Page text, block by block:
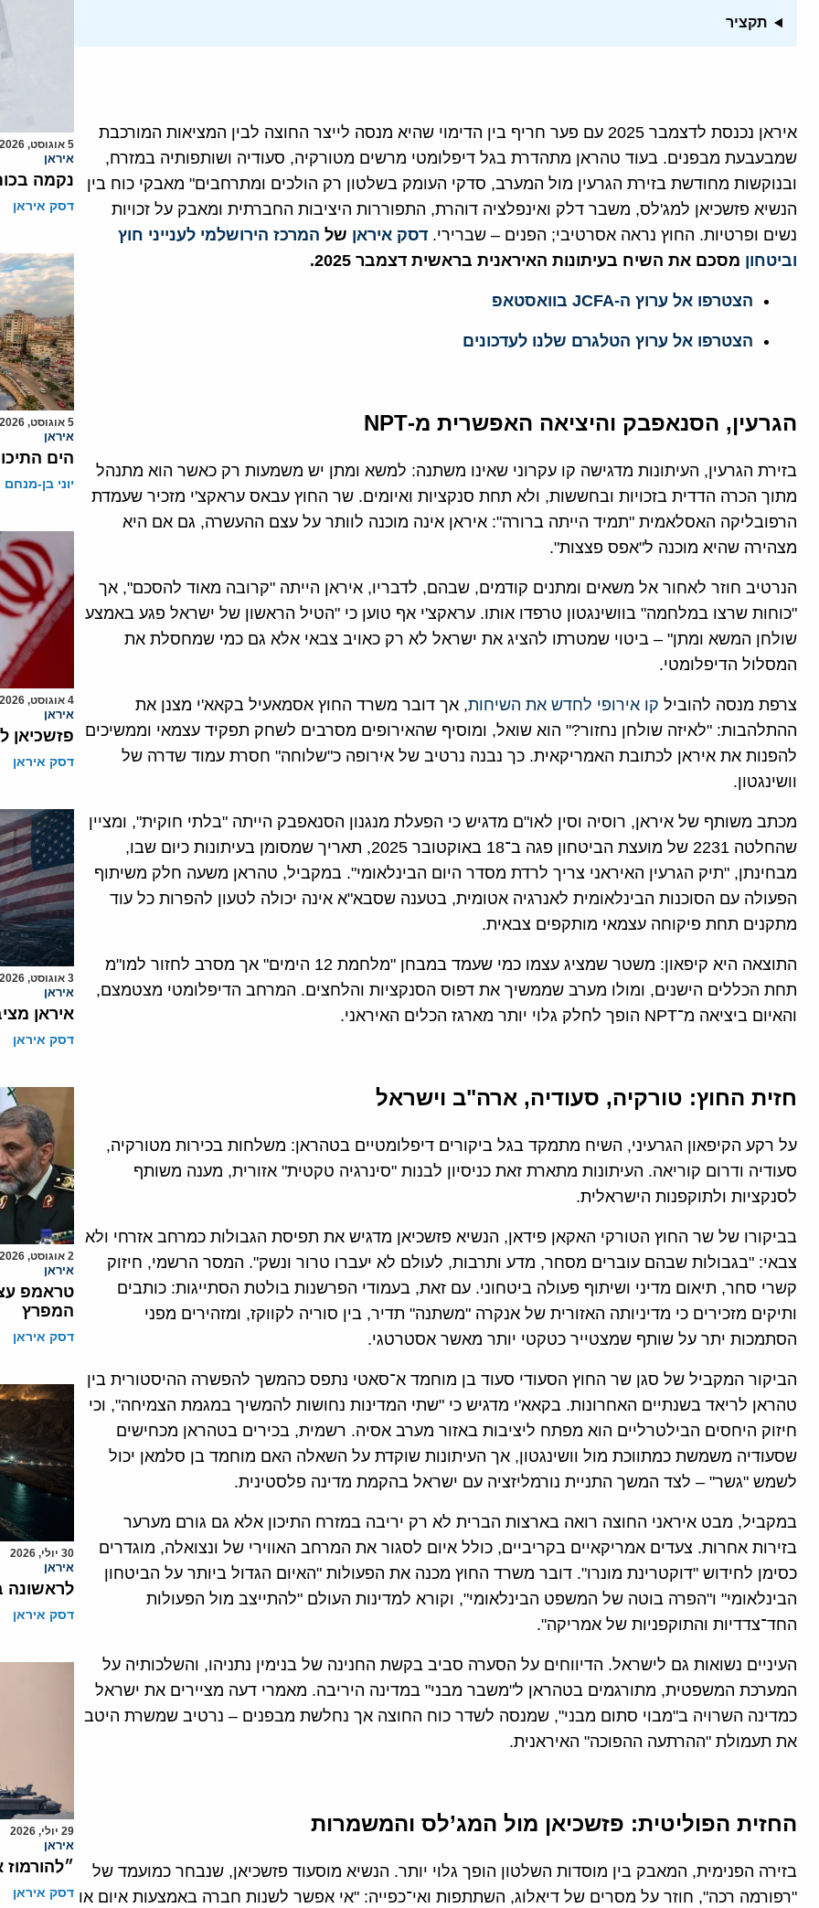
תקציר
איראן נכנסת לדצמבר 2025 עם פער חריף בין הדימוי שהיא מנסה לייצר החוצה לבין המציאות המורכבת
שמבעבעת מבפנים. בעוד טהראן מתהדרת בגל דיפלומטי מרשים מטורקיה, סעודיה ושותפותיה במזרח,
ובנוקשות מחודשת בזירת הגרעין מול המערב, סדקי העומק בשלטון רק הולכים ומתרחבים" מאבקי כוח בין
הנשיא פזשכיאן למג'לס, משבר דלק ואינפלציה דוהרת, התפוררות היציבות החברתית ומאבק על זכויות
נשים ופרטיות. החוץ נראה אסרטיבי; הפנים – שברירי. דסק איראן של המרכז הירושלמי לענייני חוץ
וביטחון מסכם את השיח בעיתונות האיראנית בראשית דצמבר 2025.
הצטרפו אל ערוץ ה-JCFA בוואסטאפ
הצטרפו אל ערוץ הטלגרם שלנו לעדכונים
הגרעין, הסנאפבק והיציאה האפשרית מ-NPT
בזירת הגרעין, העיתונות מדגישה קו עקרוני שאינו משתנה: למשא ומתן יש משמעות רק כאשר הוא מתנהל
מתוך הכרה הדדית בזכויות ובחששות, ולא תחת סנקציות ואיומים. שר החוץ עבאס עראקצ'י מזכיר שעמדת
הרפובליקה האסלאמית "תמיד הייתה ברורה": איראן אינה מוכנה לוותר על עצם ההעשרה, גם אם היא
מצהירה שהיא מוכנה ל"אפס פצצות".
הנרטיב חוזר לאחור אל משאים ומתנים קודמים, שבהם, לדבריו, איראן הייתה "קרובה מאוד להסכם", אך
"כוחות שרצו במלחמה" בוושינגטון טרפדו אותו. עראקצ'י אף טוען כי "הטיל הראשון של ישראל פגע באמצע
שולחן המשא ומתן" – ביטוי שמטרתו להציג את ישראל לא רק כאויב צבאי אלא גם כמי שמחסלת את
המסלול הדיפלומטי.
צרפת מנסה להוביל קו אירופי לחדש את השיחות, אך דובר משרד החוץ אסמאעיל בקאא'י מצנן את
ההתלהבות: "לאיזה שולחן נחזור?" הוא שואל, ומוסיף שהאירופים מסרבים לשחק תפקיד עצמאי וממשיכים
להפנות את איראן לכתובת האמריקאית. כך נבנה נרטיב של אירופה כ"שלוחה" חסרת עמוד שדרה של
וושינגטון.
מכתב משותף של איראן, רוסיה וסין לאו"ם מדגיש כי הפעלת מנגנון הסנאפבק הייתה "בלתי חוקית", ומציין
שהחלטה 2231 של מועצת הביטחון פגה ב־18 באוקטובר 2025, תאריך שמסומן בעיתונות כיום שבו,
מבחינתן, "תיק הגרעין האיראני צריך לרדת מסדר היום הבינלאומי". במקביל, טהראן משעה חלק משיתוף
הפעולה עם הסוכנות הבינלאומית לאנרגיה אטומית, בטענה שסבא"א אינה יכולה לטעון להפרות כל עוד
מתקנים תחת פיקוחה עצמאי מותקפים צבאית.
התוצאה היא קיפאון: משטר שמציג עצמו כמי שעמד במבחן "מלחמת 12 הימים" אך מסרב לחזור למו"מ
תחת הכללים הישנים, ומולו מערב שממשיך את דפוס הסנקציות והלחצים. המרחב הדיפלומטי מצטמצם,
והאיום ביציאה מ־NPT הופך לחלק גלוי יותר מארגז הכלים האיראני.
חזית החוץ: טורקיה, סעודיה, ארה"ב וישראל
על רקע הקיפאון הגרעיני, השיח מתמקד בגל ביקורים דיפלומטיים בטהראן: משלחות בכירות מטורקיה,
סעודיה ודרום קוריאה. העיתונות מתארת זאת כניסיון לבנות "סינרגיה טקטית" אזורית, מענה משותף
לסנקציות ולתוקפנות הישראלית.
בביקורו של שר החוץ הטורקי האקאן פידאן, הנשיא פזשכיאן מדגיש את תפיסת הגבולות כמרחב אזרחי ולא
צבאי: "בגבולות שבהם עוברים מסחר, מדע ותרבות, לעולם לא יעברו טרור ונשק". המסר הרשמי, חיזוק
קשרי סחר, תיאום מדיני ושיתוף פעולה ביטחוני. עם זאת, בעמודי הפרשנות בולטת הסתייגות: כותבים
ותיקים מזכירים כי מדיניותה האזורית של אנקרה "משתנה" תדיר, בין סוריה לקווקז, ומזהירים מפני
הסתמכות יתר על שותף שמצטייר כטקטי יותר מאשר אסטרטגי.
הביקור המקביל של סגן שר החוץ הסעודי סעוד בן מוחמד א־סאטי נתפס כהמשך להפשרה ההיסטורית בין
טהראן לריאד בשנתיים האחרונות. בקאא'י מדגיש כי "שתי המדינות נחושות להמשיך במגמת הצמיחה", וכי
חיזוק היחסים הבילטרליים הוא מפתח ליציבות באזור מערב אסיה. רשמית, בכירים בטהראן מכחישים
שסעודיה משמשת כמתווכת מול וושינגטון, אך העיתונות שוקדת על השאלה האם מוחמד בן סלמאן יכול
לשמש "גשר" – לצד המשך התניית נורמליזציה עם ישראל בהקמת מדינה פלסטינית.
במקביל, מבט איראני החוצה רואה בארצות הברית לא רק יריבה במזרח התיכון אלא גם גורם מערער
בזירות אחרות. צעדים אמריקאיים בקריביים, כולל איום לסגור את המרחב האווירי של ונצואלה, מוגדרים
כסימן לחידוש "דוקטרינת מונרו". דובר משרד החוץ מכנה את הפעולות "האיום הגדול ביותר על הביטחון
הבינלאומי" ו"הפרה בוטה של המשפט הבינלאומי", וקורא למדינות העולם "להתייצב מול הפעולות
החד־צדדיות והתוקפניות של אמריקה".
העיניים נשואות גם לישראל. הדיווחים על הסערה סביב בקשת החנינה של בנימין נתניהו, והשלכותיה על
המערכת המשפטית, מתורגמים בטהראן ל"משבר מבני" במדינה היריבה. מאמרי דעה מציירים את ישראל
כמדינה השרויה ב"מבוי סתום מבני", שמנסה לשדר כוח החוצה אך נחלשת מבפנים – נרטיב שמשרת היטב
את תעמולת "ההרתעה ההפוכה" האיראנית.
החזית הפוליטית: פזשכיאן מול המג’לס והמשמרות
בזירה הפנימית, המאבק בין מוסדות השלטון הופך גלוי יותר. הנשיא מוסעוד פזשכיאן, שנבחר כמועמד של
"רפורמה רכה", חוזר על מסרים של דיאלוג, השתתפות ואי־כפייה: "אי אפשר לשנות חברה באמצעות איום או
5 אוגוסט, 2026
איראן
נקמה
דסק איראן
5 אוגוסט, 2026
איראן
הים
יוני בן-מנחם
4 אוגוסט, 2026
איראן
פזשכיאן
דסק איראן
3 אוגוסט, 2026
איראן
איראן
דסק איראן
2 אוגוסט, 2026
איראן
טראמפ
המפרץ
דסק איראן
30 יולי, 2026
איראן
לראשונה
דסק איראן
29 יולי, 2026
איראן
דסק איראן